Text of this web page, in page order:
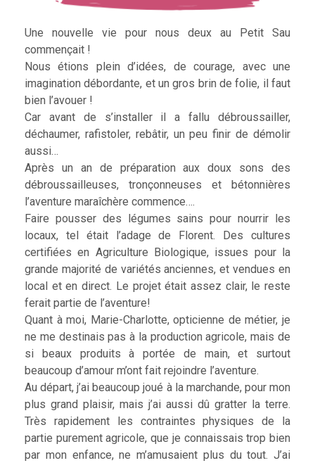
Une nouvelle vie pour nous deux au Petit Sau
commençait !
Nous étions plein d’idées, de courage, avec une
imagination débordante, et un gros brin de folie, il faut
bien l’avouer !
Car avant de s’installer il a fallu débroussailler,
déchaumer, rafistoler, rebâtir, un peu finir de démolir
aussi…
Après un an de préparation aux doux sons des
débroussailleuses, tronçonneuses et bétonnières
l’aventure maraîchère commence….
Faire pousser des légumes sains pour nourrir les
locaux, tel était l’adage de Florent. Des cultures
certifiées en Agriculture Biologique, issues pour la
grande majorité de variétés anciennes, et vendues en
local et en direct. Le projet était assez clair, le reste
ferait partie de l’aventure!
Quant à moi, Marie-Charlotte, opticienne de métier, je
ne me destinais pas à la production agricole, mais de
si beaux produits à portée de main, et surtout
beaucoup d’amour m’ont fait rejoindre l’aventure.
Au départ, j’ai beaucoup joué à la marchande, pour mon
plus grand plaisir, mais j’ai aussi dû gratter la terre.
Très rapidement les contraintes physiques de la
partie purement agricole, que je connaissais trop bien
par mon enfance, ne m’amusaient plus du tout. J’ai